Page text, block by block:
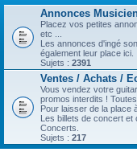
Annonces
Placez vos petites
etc ...
Les annonces d'ingé
également leur place ici.
Sujets : 2391
Ventes / Achats /
Vous vendez votre
promos interdits !
Pour laisser de la place
Les billets de concert et
Concerts.
Sujets : 217